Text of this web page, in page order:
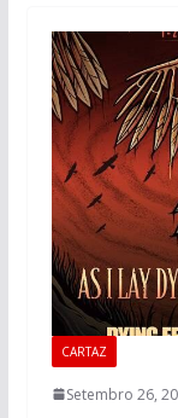
CARTAZ
Setembro 26,